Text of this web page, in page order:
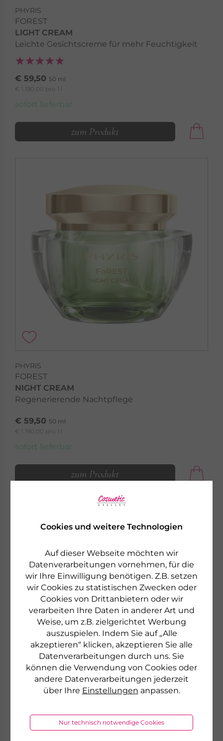
Cookies und weitere Technologien
Auf dieser Webseite möchten wir
Datenverarbeitungen vornehmen, für die
wir Ihre Einwilligung benötigen. Z.B. setzen
wir Cookies zu statistischen Zwecken oder
Cookies von Drittanbietern oder wir
verarbeiten Ihre Daten in anderer Art und
Weise, um z.B. zielgerichtet Werbung
auszuspielen. Indem Sie auf „Alle
akzeptieren“ klicken, akzeptieren Sie alle
Datenverarbeitungen durch uns. Sie
können die Verwendung von Cookies oder
andere Datenverarbeitungen jederzeit
über Ihre Einstellungen anpassen.
Nur technisch notwendige Cookies
PHYRIS
FOREST
LIGHT CREAM
Leichte Gesichtscreme für mehr Feuchtigkeit
€ 59,50 50 ml
€ 1.190,00 pro 1 l
sofort lieferbar
zum Produkt
PHYRIS
FOREST
NIGHT CREAM
Regenerierende Nachtpflege
€ 59,50 50 ml
€ 1.190,00 pro 1 l
sofort lieferbar
zum Produkt
FOREST
EYE GEL